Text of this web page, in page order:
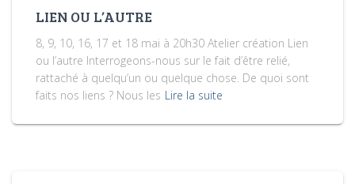
LIEN OU L’AUTRE
8, 9, 10, 16, 17 et 18 mai à 20h30 Atelier création Lien
ou l’autre Interrogeons-nous sur le fait d’être relié,
rattaché à quelqu’un ou quelque chose. De quoi sont
faits nos liens ? Nous les Lire la suite